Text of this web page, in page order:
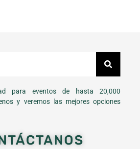
para eventos de hasta 20,000
y veremos las mejores opciones